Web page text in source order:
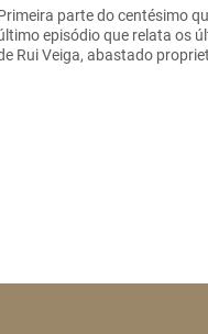
parte do centésimo
episódio que relata os
Rui Veiga, abastado